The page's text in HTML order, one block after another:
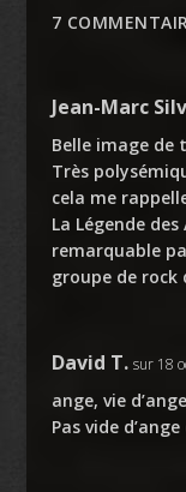
7
Jean-Marc
Belle image de
Très
cela me
La Légende
remarquable
groupe de rock
David T. sur 18
ange, vie
Pas vide